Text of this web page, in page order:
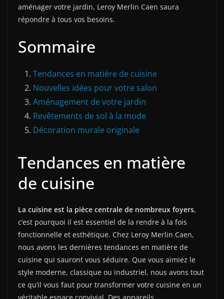
aménager votre jardin, Leroy Merlin Caen saura
répondre à tous vos besoins.
Sommaire
Tendances en matière de cuisine
Nouvelles idées pour votre salon
Aménagement de votre jardin
Revêtements de sol à la mode
Décoration murale originale
Tendances en matière
de cuisine
La cuisine est la pièce centrale de nombreux foyers,
c’est pourquoi il est essentiel de la rendre à la fois
fonctionnelle et esthétique. Chez Leroy Merlin Caen,
nous avons les dernières tendances en matière de
cuisine qui sauront vous séduire. Que vous aimiez le
style moderne, classique ou industriel, nous avons tout
ce qu’il vous faut pour transformer votre cuisine en un